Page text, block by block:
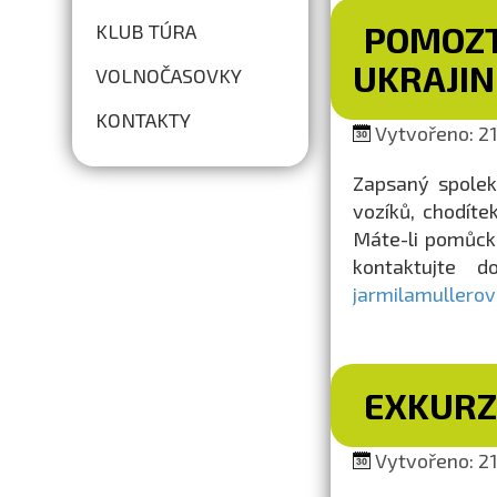
KLUB TÚRA
VOLNOČASOVKY
KONTAKTY
Vytvořeno:
Zapsaný
vozíků,
Máte-li
kontaktujte
Vytvořeno: